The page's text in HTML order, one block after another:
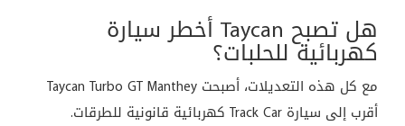
هل تصبح Taycan أخطر سيارة
كهربائية للحلبات؟
مع كل هذه التعديلات، أصبحت Taycan Turbo GT Manthey
أقرب إلى سيارة Track Car كهربائية قانونية للطرقات.